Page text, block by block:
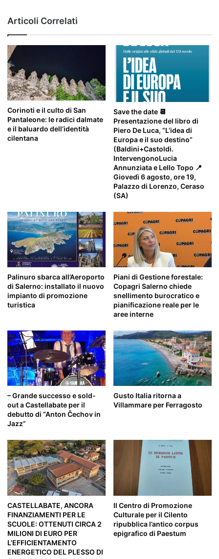
Articoli Correlati
Corinoti e il culto di San
Pantaleone: le radici dalmate
e il baluardo dell’identità
cilentana
Save the date 📆
Presentazione del libro di
Piero De Luca, “L’idea di
Europa e il suo destino”
(Baldini+Castoldi.
IntervengonoLucia
Annunziata e Lello Topo 📍
Giovedì 6 agosto, ore 19,
Palazzo di Lorenzo, Ceraso
(SA)
Palinuro sbarca all’Aeroporto
di Salerno: installato il nuovo
impianto di promozione
turistica
Piani di Gestione forestale:
Copagri Salerno chiede
snellimento burocratico e
pianificazione reale per le
aree interne
– Grande successo e sold-
out a Castellabate per il
debutto di “Anton Čechov in
Jazz”
Gusto Italia ritorna a
Villammare per Ferragosto
CASTELLABATE, ANCORA
FINANZIAMENTI PER LE
SCUOLE: OTTENUTI CIRCA 2
MILIONI DI EURO PER
L’EFFICIENTAMENTO
ENERGETICO DEL PLESSO DI
Il Centro di Promozione
Culturale per il Cilento
ripubblica l’antico corpus
epigrafico di Paestum